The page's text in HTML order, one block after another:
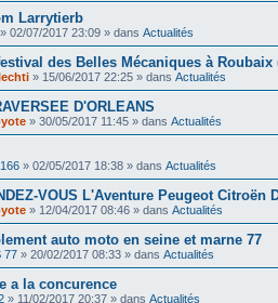
Larrytierb
»02/07/2017 23:09 » dansActualités
des Belles Mécaniques à Roubaix
» 15/06/2017 22:25 » dansActualités
D'ORLEANS
»30/05/2017 11:45 » dansActualités
»02/05/2017 18:38 » dansActualités
VOUS L'Aventure Peugeot Citroën
» 12/04/2017 08:46 » dansActualités
auto moto en seine et marne 77
77 »20/02/2017 08:33 » dansActualités
a la concurence
» 11/02/2017 20:37 » dansActualités